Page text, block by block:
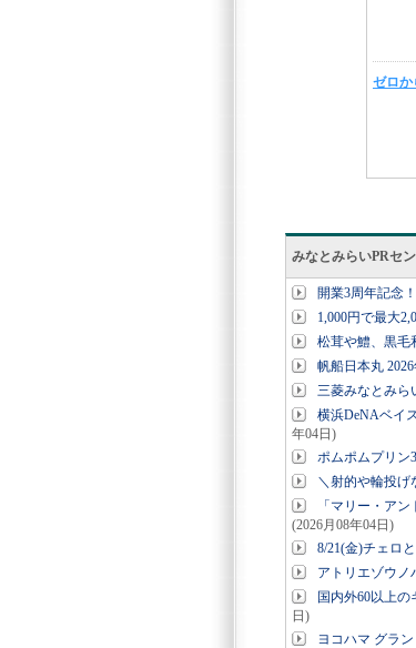
みなとみらいPRセ
開業3周年記念
1,000円で最大
松茸や鱧、黒毛
帆船日本丸
三菱みなとみら
横浜DeNAベイ
年04日)
ポムポムプリン
＼射的や輪投げ
「マリー・ア
(2026月08年04日)
8/21(金)チェロ
アトリエゾウノ
国内外60以上の
日)
ヨコハマ グラ